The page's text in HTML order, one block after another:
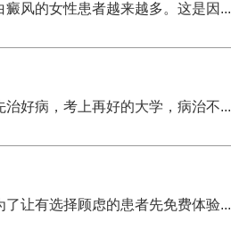
风的女性患者越来越多。这是因...
好病，考上再好的大学，病治不...
让有选择顾虑的患者先免费体验...